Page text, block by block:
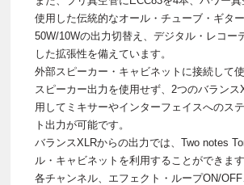
使用した伝統的なオール・チューブ・ギタ
50W/10Wの出力切替え、デジタル・レコー
した拡張性を備えています。
外部スピーカー・キャビネットに接続して使
スピーカー出力を使用せず、2つのバランス
用してミキサーやインターフェイスへのス
ト出力が可能です。
バランスXLRからの出力では、Two notes
ル・キャビネットを利用することができます
各チャンネル、エフェクト・ループON/